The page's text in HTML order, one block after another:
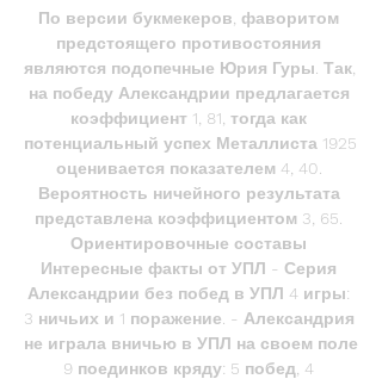
По версии букмекеров, фаворитом
предстоящего противостояния
являются подопечные Юрия Гуры. Так,
на победу Александрии предлагается
коэффициент 1, 81, тогда как
потенциальный успех Металлиста 1925
оценивается показателем 4, 40.
Вероятность ничейного результата
представлена коэффициентом 3, 65.
Ориентировочные составы
Интересные факты от УПЛ - Серия
Александрии без побед в УПЛ 4 игры:
3 ничьих и 1 поражение. - Александрия
не играла вничью в УПЛ на своем поле
9 поединков кряду: 5 побед, 4